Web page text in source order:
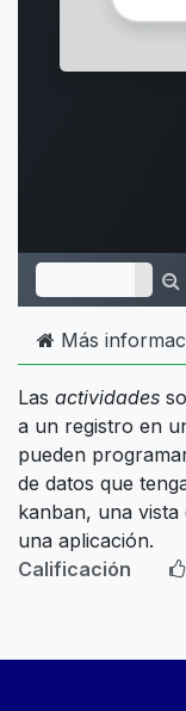
Más
Las actividades
a un registro en
pueden
de datos que
kanban, una vista
una aplicación.
Calificación